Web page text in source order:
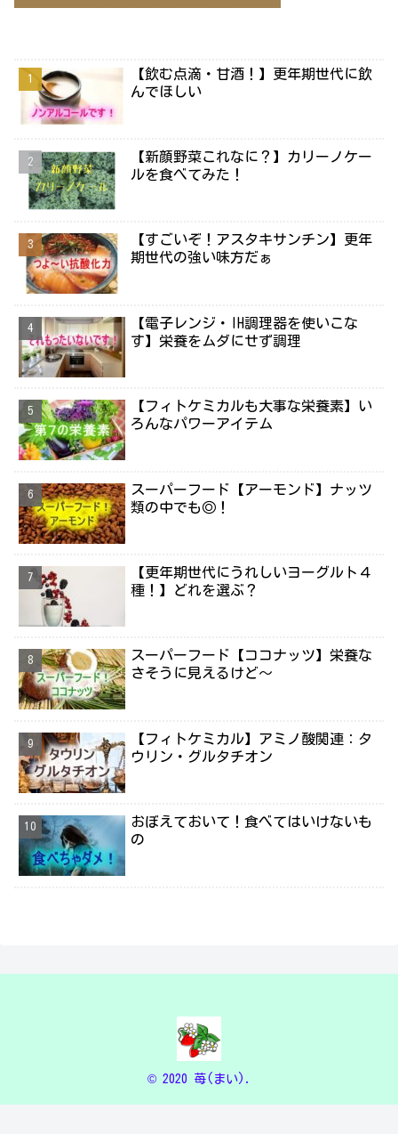
【飲む点滴・甘酒！】更年期世代に飲
んでほしい
【新顔野菜これなに？】カリーノケー
ルを食べてみた！
【すごいぞ！アスタキサンチン】更年
期世代の強い味方だぁ
【電子レンジ・IH調理器を使いこな
す】栄養をムダにせず調理
【フィトケミカルも大事な栄養素】い
ろんなパワーアイテム
スーパーフード【アーモンド】ナッツ
類の中でも◎！
【更年期世代にうれしいヨーグルト４
種！】どれを選ぶ？
スーパーフード【ココナッツ】栄養な
さそうに見えるけど～
【フィトケミカル】アミノ酸関連：タ
ウリン・グルタチオン
おぼえておいて！食べてはいけないも
の
© 2020 苺(まい).